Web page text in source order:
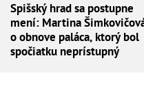
Spišský hrad sa postupne
mení: Martina
o obnove paláca, ktorý bol
spočiatku neprístupný